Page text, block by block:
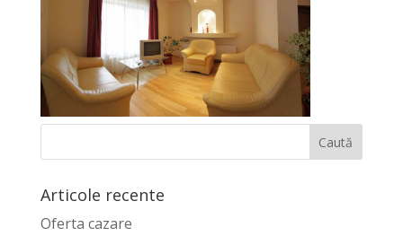
Articole recente
Oferta cazare